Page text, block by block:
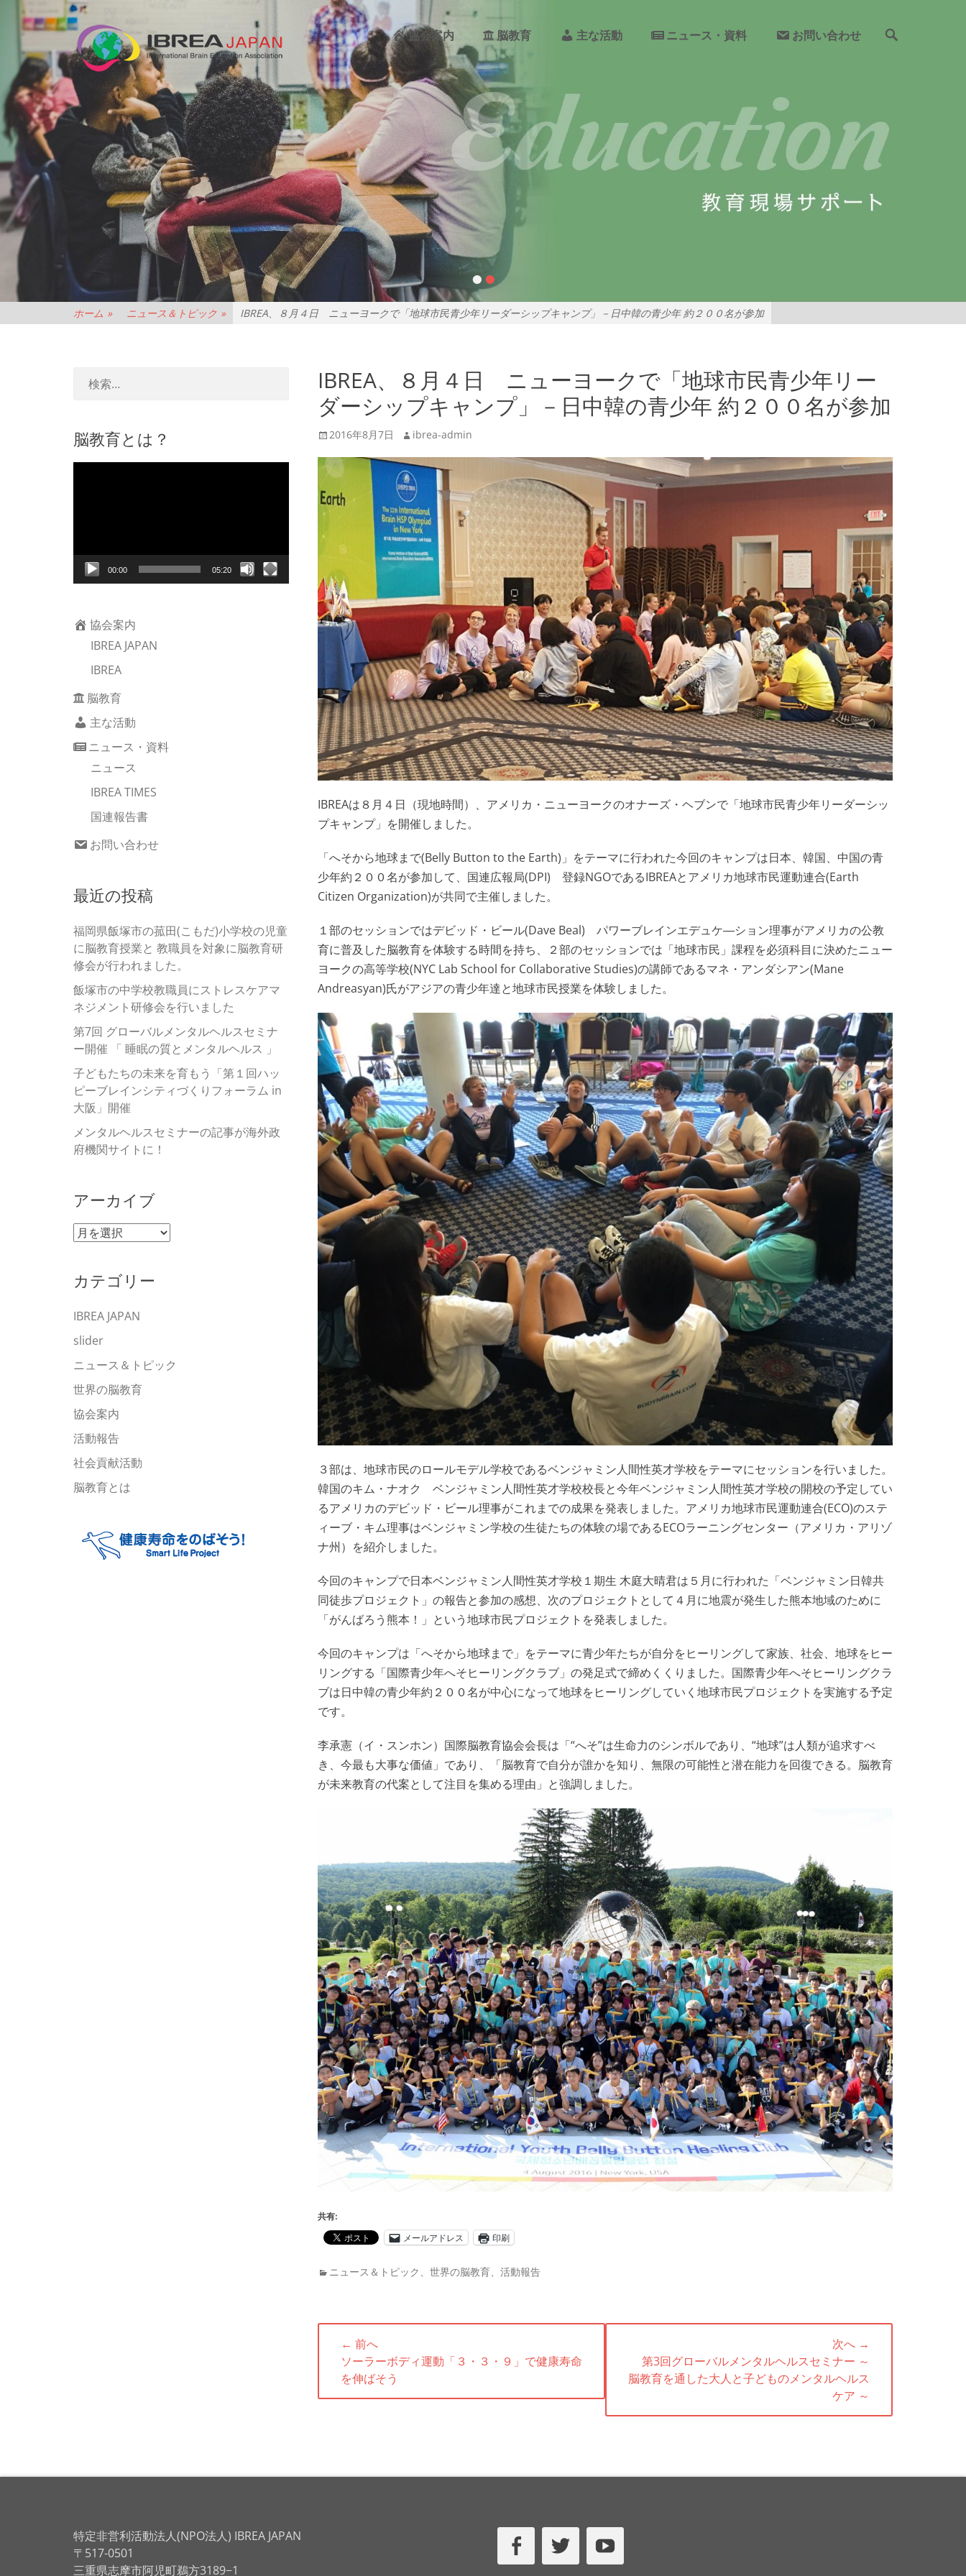
NPO
法
人
IBREA
JAPAN
メ
イ
ン
メ
ニ
ュ
ー
協会案内 脳教育 主な活動 ニュース・資料 お問い合わせ
••
ホーム » ニュース＆トピック » IBREA、８月４日 ニューヨークで「地球市民青少年リーダーシップキャンプ」－日中韓の青少年 約２００名が参加
IBREA、８月４日 ニューヨークで「地球市民青少年リー
ダーシップキャンプ」－日中韓の青少年 約２００名が参加
投
日
2016年8月7日
投
者
ibrea-admin
IBREAは８月４日（現地時間）、アメリカ・ニューヨークのオナーズ・ヘブンで「地球市民青少年リーダーシッ
プキャンプ」を開催しました。
「へそから地球まで(Belly Button to the Earth)」をテーマに行われた今回のキャンプは日本、韓国、中国の青
少年約２００名が参加して、国連広報局(DPI) 登録NGOであるIBREAとアメリカ地球市民運動連合(Earth
Citizen Organization)が共同で主催しました。
１部のセッションではデビッド・ビール(Dave Beal) パワーブレインエデュケ―ション理事がアメリカの公教
育に普及した脳教育を体験する時間を持ち、２部のセッションでは「地球市民」課程を必須科目に決めたニュー
ヨークの高等学校(NYC Lab School for Collaborative Studies)の講師であるマネ・アンダシアン(Mane
Andreasyan)氏がアジアの青少年達と地球市民授業を体験しました。
３部は、地球市民のロールモデル学校であるベンジャミン人間性英才学校をテーマにセッションを行いました。
韓国のキム・ナオク ベンジャミン人間性英才学校校長と今年ベンジャミン人間性英才学校の開校の予定してい
るアメリカのデビッド・ビール理事がこれまでの成果を発表しました。アメリカ地球市民運動連合(ECO)のステ
ィーブ・キム理事はベンジャミン学校の生徒たちの体験の場であるECOラーニングセンター（アメリカ・アリゾ
ナ州）を紹介しました。
今回のキャンプで日本ベンジャミン人間性英才学校１期生 木庭大晴君は５月に行われた「ベンジャミン日韓共
同徒歩プロジェクト」の報告と参加の感想、次のプロジェクトとして４月に地震が発生した熊本地域のために
「がんばろう熊本！」という地球市民プロジェクトを発表しました。
今回のキャンプは「へそから地球まで」をテーマに青少年たちが自分をヒーリングして家族、社会、地球をヒー
リングする「国際青少年へそヒーリングクラブ」の発足式で締めくくりました。国際青少年へそヒーリングクラ
ブは日中韓の青少年約２００名が中心になって地球をヒーリングしていく地球市民プロジェクトを実施する予定
です。
李承憲（イ・スンホン）国際脳教育協会会長は「“へそ”は生命力のシンボルであり、“地球”は人類が追求すべ
き、今最も大事な価値」であり、「脳教育で自分が誰かを知り、無限の可能性と潜在能力を回復できる。脳教育
が未来教育の代案として注目を集める理由」と強調しました。
共有:
メールアドレス
印刷
カ
リ
ニュース＆トピック 、 世界の脳教育、 活動報告
投
ビ
シ
← 前へ
前
の
投
ソーラーボディ運動「３・３・９」で健康寿命
を伸ばそう
次へ →
の
稿:
第3回グローバルメンタルヘルスセミナー ～
脳教育を通した大人と子どものメンタルヘルス
ケア ～
脳教育とは？
ヤ
00:00 05:20
協会案内
IBREA JAPAN
IBREA
脳教育
主な活動
ニュース・資料
ニュース
IBREA TIMES
国連報告書
お問い合わせ
最近の投稿
福岡県飯塚市の菰田(こもだ)小学校の児童
に脳教育授業と 教職員を対象に脳教育研
修会が行われました。
飯塚市の中学校教職員にストレスケアマ
ネジメント研修会を行いました
第7回 グローバルメンタルヘルスセミナ
ー開催 「 睡眠の質とメンタルヘルス 」
子どもたちの未来を育もう「第１回ハッ
ピーブレインシティづくりフォーラム in
大阪」開催
メンタルヘルスセミナーの記事が海外政
府機関サイトに！
アーカイブ
ア
イ
カテゴリー
IBREA JAPAN
slider
ニュース＆トピック
世界の脳教育
協会案内
活動報告
社会貢献活動
脳教育とは
特定非営利活動法人(NPO法人) IBREA JAPAN
〒517-0501
三重県志摩市阿児町鵜方3189−1
Facebook
Twitter